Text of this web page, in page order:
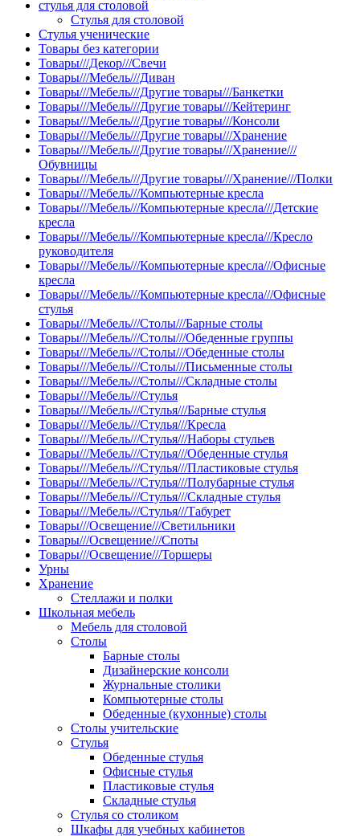
стулья для столовой
Стулья для столовой
Стулья ученические
Товары без категории
Товары///Декор///Свечи
Товары///Мебель///Диван
Товары///Мебель///Другие товары///Банкетки
Товары///Мебель///Другие товары///Кейтеринг
Товары///Мебель///Другие товары///Консоли
Товары///Мебель///Другие товары///Хранение
Товары///Мебель///Другие товары///Хранение///
Обувницы
Товары///Мебель///Другие товары///Хранение///Полки
Товары///Мебель///Компьютерные кресла
Товары///Мебель///Компьютерные кресла///Детские
кресла
Товары///Мебель///Компьютерные кресла///Кресло
руководителя
Товары///Мебель///Компьютерные кресла///Офисные
кресла
Товары///Мебель///Компьютерные кресла///Офисные
стулья
Товары///Мебель///Столы///Барные столы
Товары///Мебель///Столы///Обеденные группы
Товары///Мебель///Столы///Обеденные столы
Товары///Мебель///Столы///Письменные столы
Товары///Мебель///Столы///Складные столы
Товары///Мебель///Стулья
Товары///Мебель///Стулья///Барные стулья
Товары///Мебель///Стулья///Кресла
Товары///Мебель///Стулья///Наборы стульев
Товары///Мебель///Стулья///Обеденные стулья
Товары///Мебель///Стулья///Пластиковые стулья
Товары///Мебель///Стулья///Полубарные стулья
Товары///Мебель///Стулья///Складные стулья
Товары///Мебель///Стулья///Табурет
Товары///Освещение///Светильники
Товары///Освещение///Споты
Товары///Освещение///Торшеры
Урны
Хранение
Стеллажи и полки
Школьная мебель
Мебель для столовой
Столы
Барные столы
Дизайнерские консоли
Журнальные столики
Компьютерные столы
Обеденные (кухонные) столы
Столы учительские
Стулья
Обеденные стулья
Офисные стулья
Пластиковые стулья
Складные стулья
Стулья со столиком
Шкафы для учебных кабинетов